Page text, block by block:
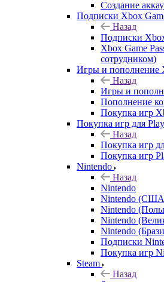
Создание
Подписки Xbox
Назад
Подписки
Xbox Game
сотрудником)
Игры и пополнение
Назад
Игры и
Пополнение
Покупка игр
Покупка игр для
Назад
Покупка игр
Покупка игр
Nintendo
Назад
Nintendo
Nintendo
Nintendo
Nintendo
Nintendo
Подписки
Покупка игр
Steam
Назад